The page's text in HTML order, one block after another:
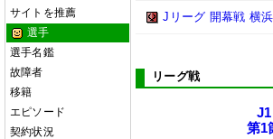
サイトを推薦
選手
選手名鑑
故障者
移籍
エピソード
契約状況
Jリーグ 開幕戦 横
リーグ戦
J1
第1